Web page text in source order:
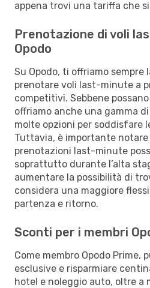
appena trovi una tariffa che
Prenotazione di voli
Opodo
Su Opodo, ti offriamo sempre
prenotare voli last-minute a
competitivi. Sebbene
offriamo anche una gamma
molte opzioni per soddisfare
Tuttavia, è importante notare
prenotazioni last-minute
soprattutto durante l’alta
aumentare la possibilità di
considera una maggiore
partenza e ritorno.
Sconti per i membri
Come membro Opodo Prime,
esclusive e risparmiare
hotel e noleggio auto, oltre a